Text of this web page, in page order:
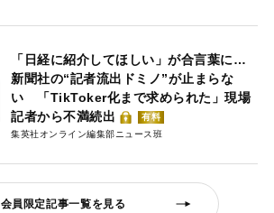
「日経に紹介してほしい」が合言葉に…
新聞社の“記者流出ドミノ”が止まらな
い 「TikToker化まで求められた」現場
記者から不満続出
有料
集英社オンライン編集部ニュース班
会員限定記事一覧を見る